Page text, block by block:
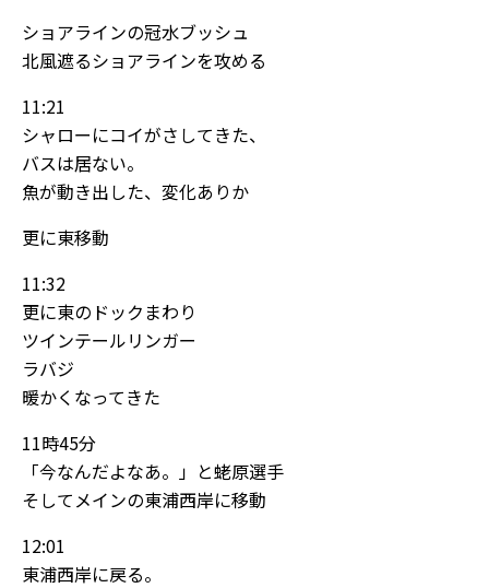
ショアラインの冠水ブッシュ
北風遮るショアラインを攻める
11:21
シャローにコイがさしてきた、
バスは居ない。
魚が動き出した、変化ありか
更に東移動
11:32
更に東のドックまわり
ツインテールリンガー
ラバジ
暖かくなってきた
11時45分
「今なんだよなあ。」と蛯原選手
そしてメインの東浦西岸に移動
12:01
東浦西岸に戻る。